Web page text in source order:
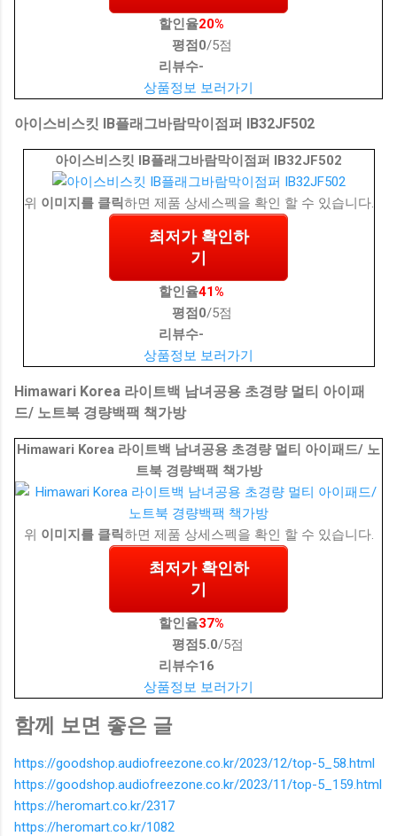
할인율20%
평점 0/5점
리뷰수-
상품정보 보러가기
아이스비스킷 IB플래그바람막이점퍼 IB32JF502
아이스비스킷 IB플래그바람막이점퍼 IB32JF502
위 이미지를 클릭하면 제품 상세스펙을 확인 할 수 있습니다.
최저가 확인하
기
할인율41%
평점 0/5점
리뷰수-
상품정보 보러가기
Himawari Korea 라이트백 남녀공용 초경량 멀티 아이패
드/ 노트북 경량백팩 책가방
Himawari Korea 라이트백 남녀공용 초경량 멀티 아이패드/ 노
트북 경량백팩 책가방
위 이미지를 클릭하면 제품 상세스펙을 확인 할 수 있습니다.
최저가 확인하
기
할인율37%
평점 5.0/5점
리뷰수16
상품정보 보러가기
함께 보면 좋은 글
https://goodshop.audiofreezone.co.kr/2023/12/top-5_58.html
https://goodshop.audiofreezone.co.kr/2023/11/top-5_159.html
https://heromart.co.kr/2317
https://heromart.co.kr/1082